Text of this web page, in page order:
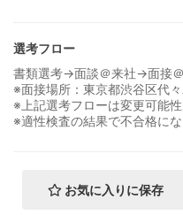
選考フロー
書類選考→面談＠来社→面接
※面接場所：東京都渋谷区代
※上記選考フローは変更可能性
※適性検査の結果で不合格にな
お気に入りに保存